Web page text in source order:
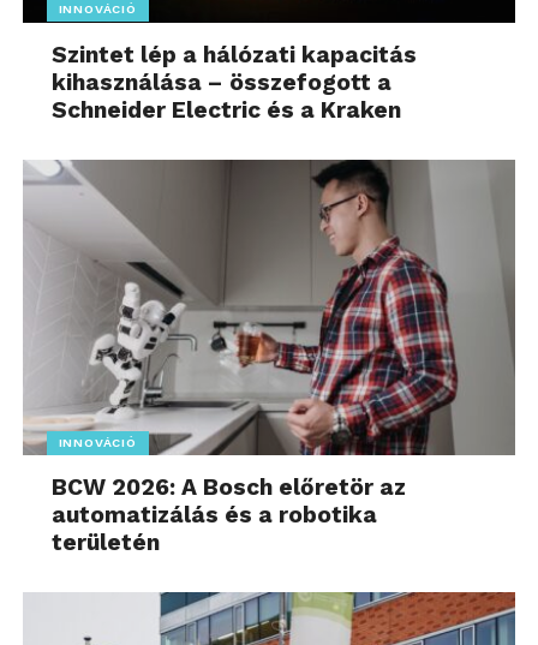
INNOVÁCIÓ
Szintet lép a hálózati kapacitás
kihasználása – összefogott a
Schneider Electric és a Kraken
INNOVÁCIÓ
BCW 2026: A Bosch előretör az
automatizálás és a robotika
területén